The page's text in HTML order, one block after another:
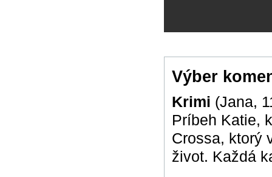
Výber
Krimi (Jana,
Príbeh Katie,
Crossa, ktorý
život. Každá